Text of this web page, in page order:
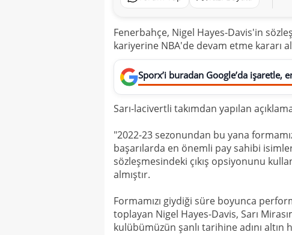
Fenerbahçe, Nigel Hayes-Davis'in
kariyerine NBA'de devam etme kararı
Sporx’i buradan Google’da işaretle,
Sarı-lacivertli takımdan yapılan
"2022-23 sezonundan bu yana
başarılarda en önemli pay sahibi
sözleşmesindeki çıkış opsiyonunu
almıştır.
Formamızı giydiği süre boyunca
toplayan Nigel Hayes-Davis, Sarı
kulübümüzün şanlı tarihine adını altın